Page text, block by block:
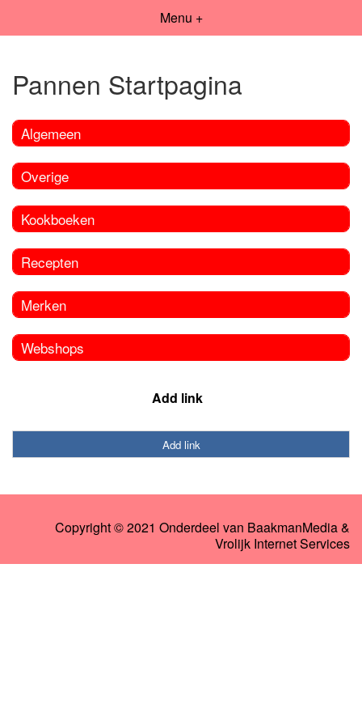
Menu +
Pannen Startpagina
Algemeen
Overige
Kookboeken
Recepten
Merken
Webshops
Add link
Add link
Copyright © 2021 Onderdeel van BaakmanMedia&
Vrolijk Internet Services